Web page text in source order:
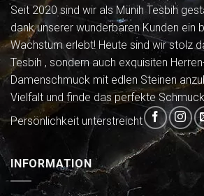
Seit 2020 sind wir als Münih Tesbih
dank unserer wunderbaren Kunden ein
Wachstum erlebt! Heute sind wir stolz
Tesbih , sondern auch exquisiten
Damenschmuck mit edlen Steinen
Vielfalt und finde das perfekte
Persönlichkeit unterstreicht
INFORMATION